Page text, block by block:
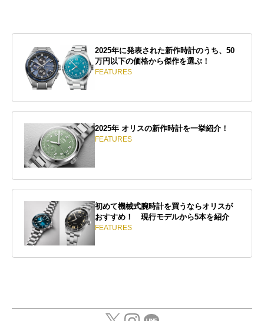
2025年に発表された新作時計のうち、50
万円以下の価格から傑作を選ぶ！
FEATURES
2025年 オリスの新作時計を一挙紹介！
FEATURES
初めて機械式腕時計を買うならオリスが
おすすめ！ 現行モデルから5本を紹介
FEATURES